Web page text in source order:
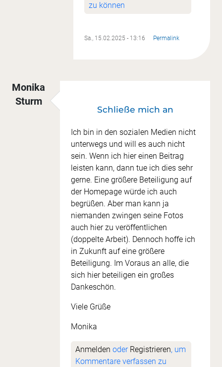
zu können
Sa., 15.02.2025 - 13:16 Permalink
Monika
Sturm
Schließe mich an
Ich bin in den sozialen Medien nicht
unterwegs und will es auch nicht
sein. Wenn ich hier einen Beitrag
leisten kann, dann tue ich dies sehr
gerne. Eine größere Beteiligung auf
der Homepage würde ich auch
begrüßen. Aber man kann ja
niemanden zwingen seine Fotos
auch hier zu veröffentlichen
(doppelte Arbeit). Dennoch hoffe ich
in Zukunft auf eine größere
Beteiligung. Im Voraus an alle, die
sich hier beteiligen ein großes
Dankeschön.
Viele Grüße
Monika
Anmelden oder Registrieren, um
Kommentare verfassen zu